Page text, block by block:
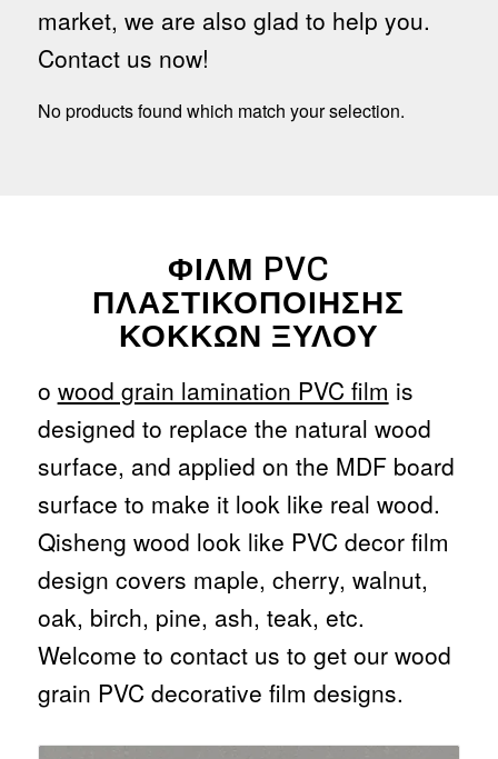
market, we are also glad to help you.
Contact us now!
No products found which match your selection.
ΦΙΛΜ PVC
ΠΛΑΣΤΙΚΟΠΟΊΗΣΗΣ
ΚΌΚΚΩΝ ΞΎΛΟΥ
ο wood grain lamination PVC film is
designed to replace the natural wood
surface, and applied on the MDF board
surface to make it look like real wood.
Qisheng wood look like PVC decor film
design covers maple, cherry, walnut,
oak, birch, pine, ash, teak, etc.
Welcome to contact us to get our wood
grain PVC decorative film designs.